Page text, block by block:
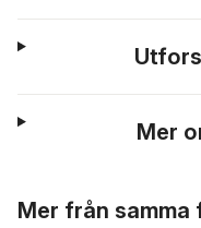
Mer
Mer från